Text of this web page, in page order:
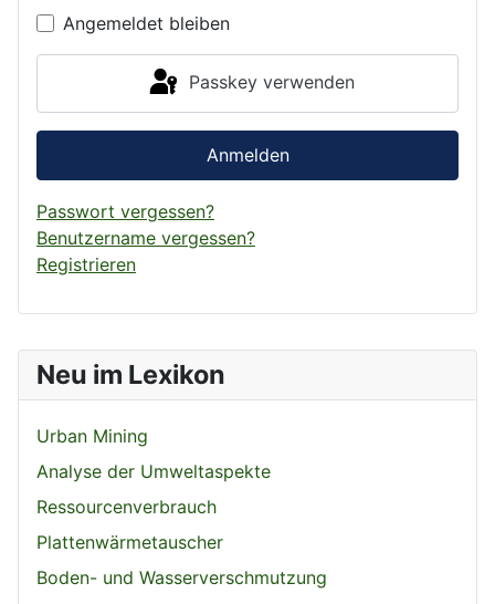
Neu im Lexikon
Urban Mining
Analyse der Umweltaspekte
Ressourcenverbrauch
Plattenwärmetauscher
Boden- und Wasserverschmutzung
Angemeldet bleiben
Passkey verwenden
Anmelden
Passwort vergessen?
Benutzername vergessen?
Registrieren